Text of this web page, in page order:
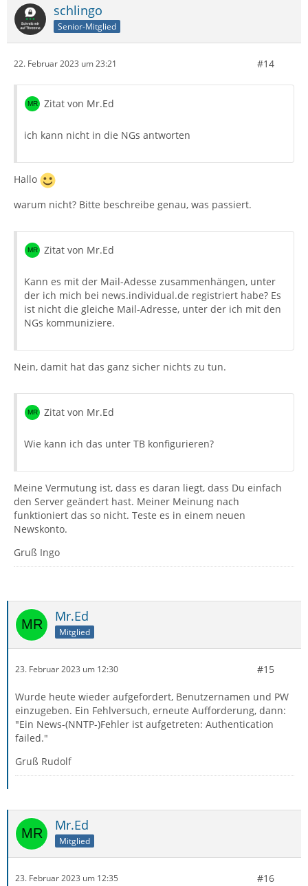
schlingo
Senior-Mitglied
22. Februar 2023 um 23:21 #14
Zitat von Mr.Ed
ich kann nicht in die NGs antworten
Hallo
warum nicht? Bitte beschreibe genau, was passiert.
Zitat von Mr.Ed
Kann es mit der Mail-Adesse zusammenhängen, unter
der ich mich bei news.individual.de registriert habe? Es
ist nicht die gleiche Mail-Adresse, unter der ich mit den
NGs kommuniziere.
Nein, damit hat das ganz sicher nichts zu tun.
Zitat von Mr.Ed
Wie kann ich das unter TB konfigurieren?
Meine Vermutung ist, dass es daran liegt, dass Du einfach
den Server geändert hast. Meiner Meinung nach
funktioniert das so nicht. Teste es in einem neuen
Newskonto.
Gruß Ingo
Mr.Ed
Mitglied
23. Februar 2023 um 12:30 #15
Wurde heute wieder aufgefordert, Benutzernamen und PW
einzugeben. Ein Fehlversuch, erneute Aufforderung, dann:
"Ein News-(NNTP-)Fehler ist aufgetreten: Authentication
failed."
Gruß Rudolf
Mr.Ed
Mitglied
23. Februar 2023 um 12:35 #16